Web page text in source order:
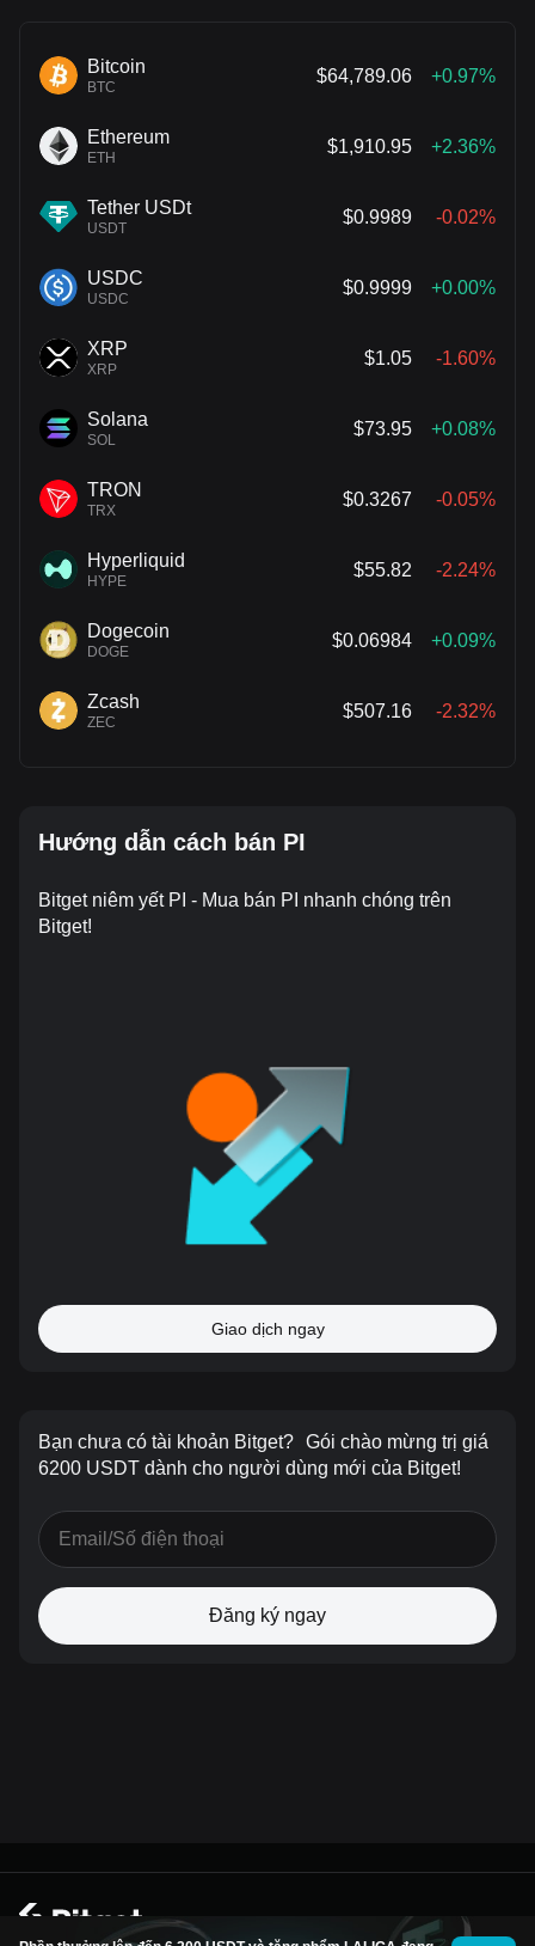
Bitcoin
BTC
$64,789.06 +0.97%
Ethereum
ETH
$1,910.95 +2.36%
Tether USDt
USDT
$0.9989 -0.02%
USDC
USDC
$0.9999 +0.00%
XRP
XRP
$1.05 -1.60%
Solana
SOL
$73.95 +0.08%
TRON
TRX
$0.3267 -0.05%
Hyperliquid
HYPE
$55.82 -2.24%
Dogecoin
DOGE
$0.06984 +0.09%
Zcash
ZEC
$507.16 -2.32%
Hướng dẫn cách bán PI
Bitget niêm yết PI - Mua bán PI nhanh chóng trên
Bitget!
Giao dịch ngay
Bạn chưa có tài khoản Bitget? Gói chào mừng trị giá
6200 USDT dành cho người dùng mới của Bitget!
Đăng ký ngay
© 2026 Bitget